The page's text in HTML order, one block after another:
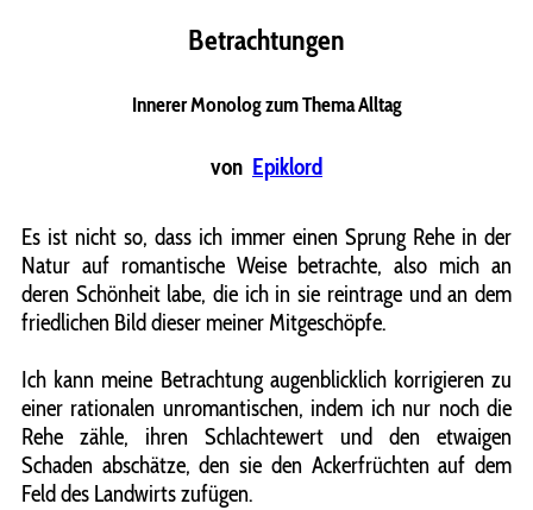
Betrachtungen
Innerer Monolog zum Thema Alltag
von Epiklord
Es ist nicht so, dass ich immer einen Sprung Rehe in der
Natur auf romantische Weise betrachte, also mich an
deren Schönheit labe, die ich in sie reintrage und an dem
friedlichen Bild dieser meiner Mitgeschöpfe.
Ich kann meine Betrachtung augenblicklich korrigieren zu
einer rationalen unromantischen, indem ich nur noch die
Rehe zähle, ihren Schlachtewert und den etwaigen
Schaden abschätze, den sie den Ackerfrüchten auf dem
Feld des Landwirts zufügen.